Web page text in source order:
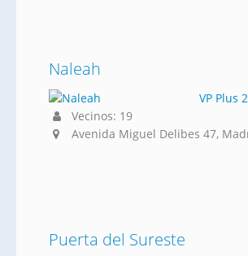
Naleah
VP Plus
Vecinos: 19
Avenida Miguel Delibes 47,
Puerta del Sureste